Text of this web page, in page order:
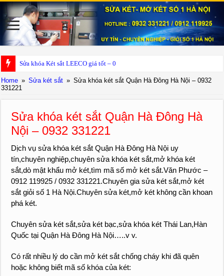
Sửa khóa Két sắt LEECO giá tốt – 0932 331221
Home » Sửa két sắt » Sửa khóa két sắt Quận Hà Đông Hà Nội – 0932
331221
Sửa khóa két sắt Quận Hà Đông Hà
Nội – 0932 331221
Dịch vụ sửa khóa két sắt Quận Hà Đông Hà Nội uy
tín,chuyên nghiệp,chuyên sửa khóa két sắt,mở khóa két
sắt,dò mật khẩu mở két,tìm mã số mở két sắt.Văn Phước –
0912 119925 / 0932 331221.Chuyên gia sửa két sắt,mở két
sắt giỏi số 1 Hà Nội.Chuyên sửa két,mở két không cần khoan
phá két.
Chuyên sửa két sắt,sửa két bạc,sửa khóa két Thái Lan,Hàn
Quốc tại Quận Hà Đông Hà Nội…..v v.
Có rất nhiều lý do cần mở két sắt chống cháy khi đã quên
hoặc không biết mã số khóa của két: